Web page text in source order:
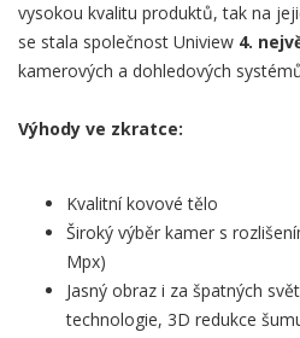
vysokou kvalitu produktů, tak na
se stala společnost Uniview 4.
kamerových a dohledových
Výhody ve zkratce:
Kvalitní kovové tělo
Široký výběr kamer s
Mpx)
Jasný obraz i za špatných
technologie, 3D redukce